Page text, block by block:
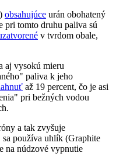
obsahujúce urán obohatený
pri tomto druhu paliva sú
v tvrdom obale,
aj vysokú mieru
paliva k jeho
až 19 percent, čo je asi
pri bežných vodou
a tak zvyšuje
používa uhlík (Graphite
na núdzové vypnutie